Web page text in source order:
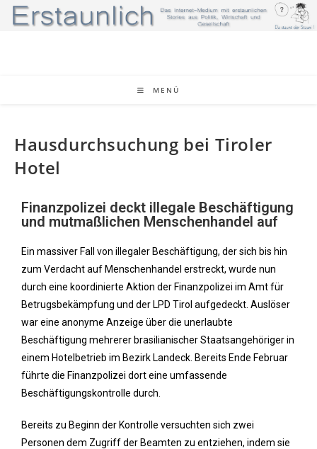
MENÜ
Hausdurchsuchung bei Tiroler
Hotel
Finanzpolizei deckt illegale Beschäftigung
und mutmaßlichen Menschenhandel auf
Ein massiver Fall von illegaler Beschäftigung, der sich bis hin
zum Verdacht auf Menschenhandel erstreckt, wurde nun
durch eine koordinierte Aktion der Finanzpolizei im Amt für
Betrugsbekämpfung und der LPD Tirol aufgedeckt. Auslöser
war eine anonyme Anzeige über die unerlaubte
Beschäftigung mehrerer brasilianischer Staatsangehöriger in
einem Hotelbetrieb im Bezirk Landeck. Bereits Ende Februar
führte die Finanzpolizei dort eine umfassende
Beschäftigungskontrolle durch.
Bereits zu Beginn der Kontrolle versuchten sich zwei
Personen dem Zugriff der Beamten zu entziehen, indem sie